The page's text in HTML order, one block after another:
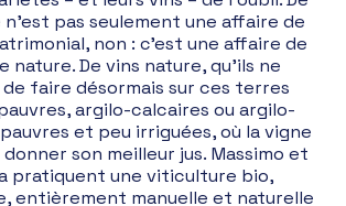
pas seulement une affaire de
non : c’est une affaire de
nature. De vins nature, qu’ils ne
faire désormais sur ces terres
argilo-calcaires ou argilo-
et peu irriguées, où la vigne
son meilleur jus. Massimo et
pratiquent une viticulture bio,
entièrement manuelle et naturelle